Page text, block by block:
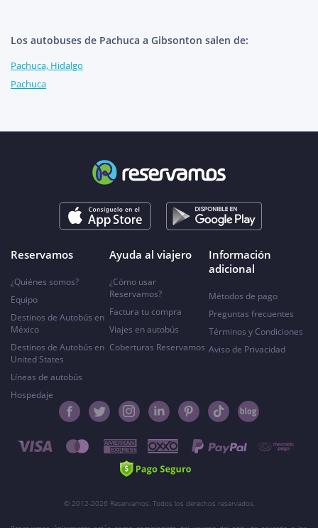
Los autobuses de Pachuca a Gibsonton salen de:
Pachuca, Hidalgo
Pachuca
Reservamos
¿Quiénes somos?
Equipo
Destinos de Autobús en
México
Destinos de Autobús en
United States
Líneas de autobús
Hospedaje
Ayuda al viajero
¿Cómo usar
Reservamos?
Factura tu compra
Viajes en autobús
Coberturas Reservamos
Información
adicional
Métodos de pago
Preguntas frecuentes
Términos y Condiciones
Aviso de Privacidad
© 2012-2026 Reservamos. Todos los derechos reservados.